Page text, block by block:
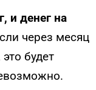
и денег на
через месяц
будет